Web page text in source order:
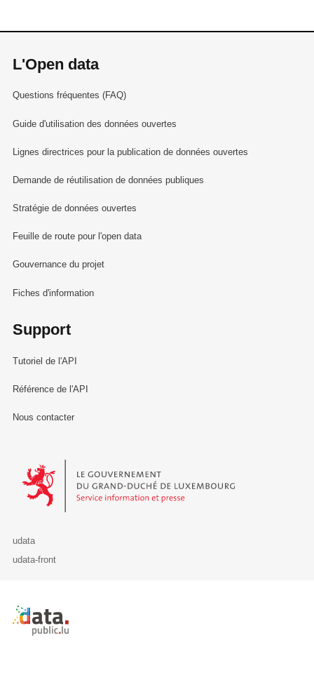
L'Open data
Questions fréquentes (FAQ)
Guide d'utilisation des données ouvertes
Lignes directrices pour la publication de données ouvertes
Demande de réutilisation de données publiques
Stratégie de données ouvertes
Feuille de route pour l'open data
Gouvernance du projet
Fiches d'information
Support
Tutoriel de l'API
Référence de l'API
Nous contacter
Le Gouvernement du Grand-Duché de Luxembourg - Service
udata
udata-front
Retour à l'accueil de data.public.lu